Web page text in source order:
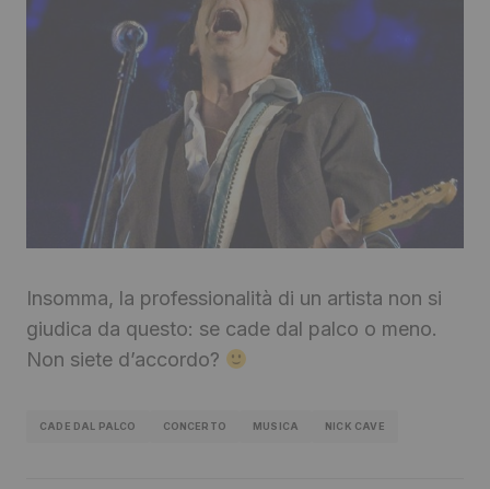
Insomma, la professionalità di un artista non si
giudica da questo: se cade dal palco o meno.
Non siete d’accordo?
CADE DAL PALCO CONCERTO MUSICA NICK CAVE